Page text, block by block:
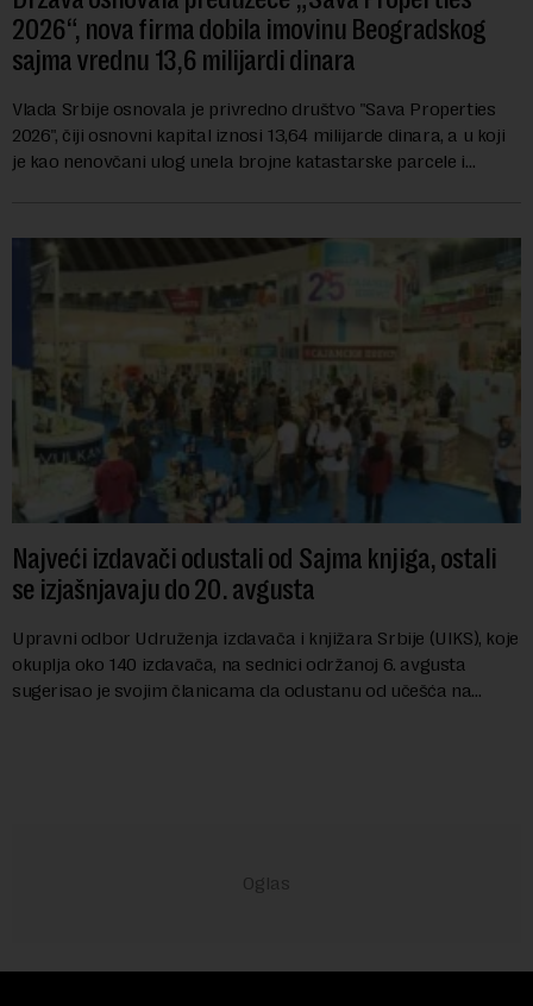
2026“, nova firma dobila imovinu Beogradskog
sajma vrednu 13,6 milijardi dinara
Vlada Srbije osnovala je privredno društvo "Sava Properties
2026", čiji osnovni kapital iznosi 13,64 milijarde dinara, a u koji
je kao nenovčani ulog unela brojne katastarske parcele i
Najveći izdavači odustali od Sajma knjiga, ostali
se izjašnjavaju do 20. avgusta
Upravni odbor Udruženja izdavača i knjižara Srbije (UIKS), koje
okuplja oko 140 izdavača, na sednici održanoj 6. avgusta
sugerisao je svojim članicama da odustanu od učešća na